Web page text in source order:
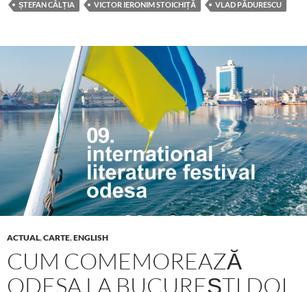
ȘTEFAN CÂLȚIA
VICTOR IERONIM STOICHIȚĂ VLAD PĂDURESCU
ACTUAL,CARTE,ENGLISH
CUM COMEMOREAZĂ
ODESA LA BUCUREȘTI DOI